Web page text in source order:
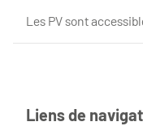
Les PV sont
Liens de